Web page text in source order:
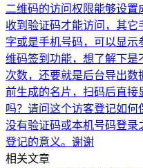
二维码的访问权限能够设
收到验证码才能访问，其它
字或是手机号码，可以显示
维码签到功能，想了解下是
次数，还要就是后台导出
前生成的名片，扫码后直接
吗？ 请问这个访客登记如何
没有验证码或本机号码登录
登记的意义。谢谢
相关文章